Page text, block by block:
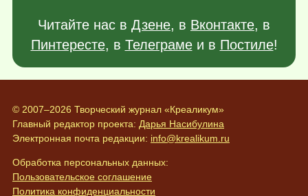
Читайте нас в Дзене, в Вконтакте, в
Пинтересте, в Телеграмеи в Постиле!
© 2007–2026 Творческий журнал «Креаликум»
Главный редактор проекта: Дарья Насибулина
Электронная почта редакции: info@krealikum.ru
Обработка персональных данных:
Пользовательское соглашение
Политика конфиденциальности